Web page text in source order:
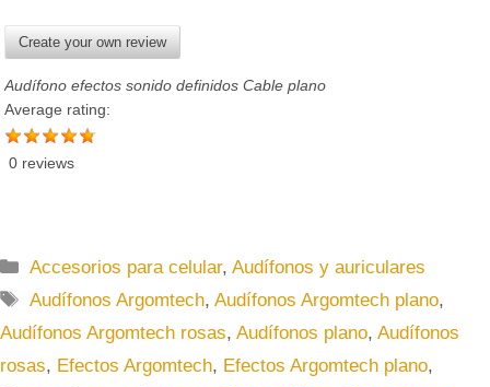
Create your own review
Audífono efectos sonido definidos Cable plano
Average rating:
0 reviews
C
a
g
Accesorios para celular,Audífonos y auriculares
E
t
Audífonos Argomtech,Audífonos Argomtech plano,
Audífonos Argomtech rosas, Audífonos plano, Audífonos
rosas, Efectos Argomtech, Efectos Argomtech plano,